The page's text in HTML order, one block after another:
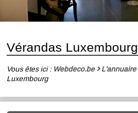
Vérandas Luxembourg
Vous êtes ici : Webdeco.be L'annuaire
Luxembourg